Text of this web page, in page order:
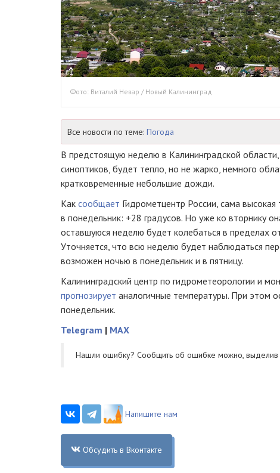
Фото: Виталий Невар / Новый Калининград
Все новости по теме: Погода
В предстоящую неделю в Калининградской области,
синоптиков, будет тепло, но не жарко, немного
кратковременные небольшие дожди.
Как сообщает Гидрометцентр России, сама
в понедельник: +28 градусов. Но уже ко вторнику
оставшуюся неделю будет колебаться в пределах
Уточняется, что всю неделю будет наблюдаться
возможен ночью в понедельник и в пятницу.
Калининградский центр по гидрометеорологии и
прогнозирует аналогичные температуры. При этом
понедельник.
Telegram | MAX
Нашли ошибку? Cообщить об ошибке можно, выделив
Напишите нам
Обсудить в Вконтакте